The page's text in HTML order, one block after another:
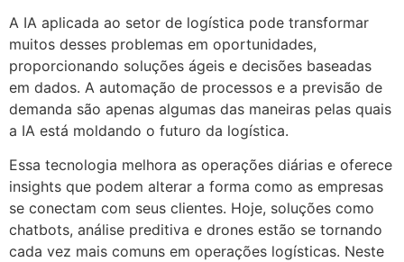
A IA aplicada ao setor de logística pode transformar
muitos desses problemas em oportunidades,
proporcionando soluções ágeis e decisões baseadas
em dados. A automação de processos e a previsão de
demanda são apenas algumas das maneiras pelas quais
a IA está moldando o futuro da logística.
Essa tecnologia melhora as operações diárias e oferece
insights que podem alterar a forma como as empresas
se conectam com seus clientes. Hoje, soluções como
chatbots, análise preditiva e drones estão se tornando
cada vez mais comuns em operações logísticas. Neste